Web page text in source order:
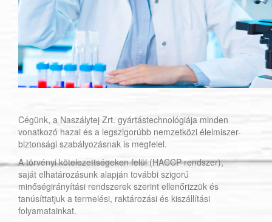
Cégünk, a Naszálytej Zrt. gyártástechnológiája minden
vonatkozó hazai és a legszigorúbb nemzetközi élelmiszer-
biztonsági szabályozásnak is megfelel.
A törvényi kötelezettségeken felül (HACCP rendszer),
saját elhatározásunk alapján további szigorú
minőségirányítási rendszerek szerint ellenőrizzük és
tanúsíttatjuk a termelési, raktározási és kiszállítási
folyamatainkat.